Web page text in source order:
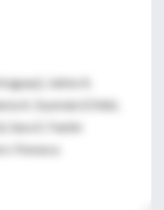
Jaime A.
A. Guzmán (Chile),
Sara E. Fantín
Fonseca